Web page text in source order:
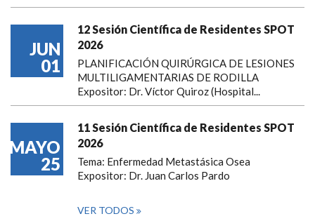
JUN
01
12 Sesión Científica de Residentes SPOT
2026
PLANIFICACIÓN QUIRÚRGICA DE LESIONES
MULTILIGAMENTARIAS DE RODILLA
Expositor: Dr. Víctor Quiroz (Hospital...
MAYO
25
11 Sesión Científica de Residentes SPOT
2026
Tema: Enfermedad Metastásica Osea
Expositor: Dr. Juan Carlos Pardo
VER TODOS